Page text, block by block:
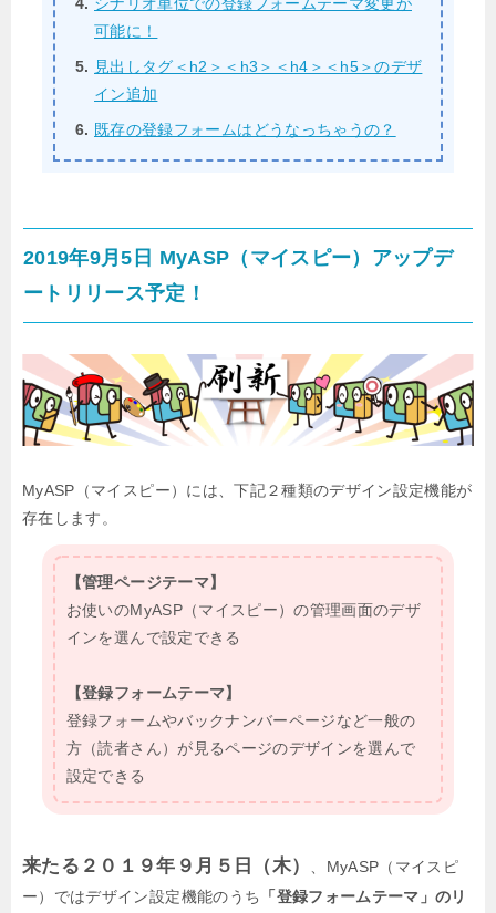
可能に！
見出しタグ＜h2＞＜h3＞＜h4＞＜h5＞のデザ
イン追加
既存の登録フォームはどうなっちゃうの？
2019年9月5日 MyASP（マイスピー）アップデ
ートリリース予定！
MyASP（マイスピー）には、下記２種類のデザイン設定機能が
存在します。
【管理ページテーマ】
お使いのMyASP（マイスピー）の管理画面のデザ
インを選んで設定できる
【登録フォームテーマ】
登録フォームやバックナンバーページなど一般の
方（読者さん）が見るページのデザインを選んで
設定できる
来たる２０１９年９月５日（木）
、MyASP（マイスピ
ー）ではデザイン設定機能のうち
「登録フォームテーマ」のリ